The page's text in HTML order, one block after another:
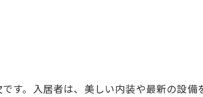
す。入居者は、美しい内装や最新の設備